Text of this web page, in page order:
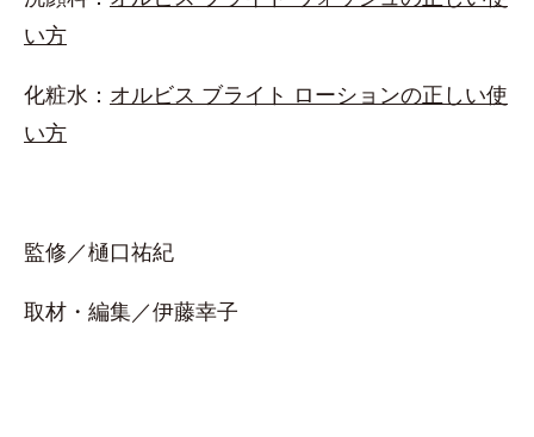
い方
化粧水： オルビス ブライト ローションの正しい使
い方
監修／樋口祐紀
取材・編集／伊藤幸子